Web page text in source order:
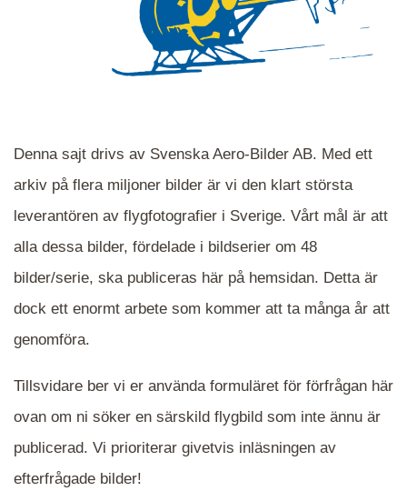
När du ser blåa, röda eller gröna mappar är det
en serie i varje. Dra i kartan för att komma
närmare det område Du söker och klicka på
mappen.
Denna sajt drivs av Svenska Aero-Bilder AB. Med ett
arkiv på flera miljoner bilder är vi den klart största
leverantören av flygfotografier i Sverige. Vårt mål är att
alla dessa bilder, fördelade i bildserier om 48
bilder/serie, ska publiceras här på hemsidan. Detta är
dock ett enormt arbete som kommer att ta många år att
genomföra.
Tillsvidare ber vi er använda formuläret för förfrågan här
ovan om ni söker en särskild flygbild som inte ännu är
publicerad. Vi prioriterar givetvis inläsningen av
efterfrågade bilder!